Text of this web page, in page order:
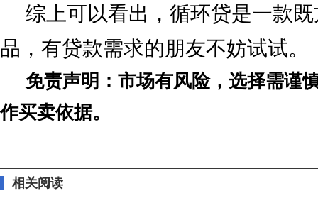
综上可以看出，循环贷是一款
品，有贷款需求的朋友不妨试试。
免责声明：市场有风险，选择需谨
作买卖依据。
相关阅读